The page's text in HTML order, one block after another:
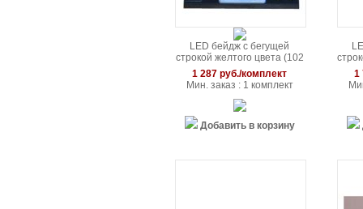
LED бейдж с бегущей
строкой желтого цвета (102
x 33 x 5мм)
1 287 руб./комплект
Мин. заказ : 1 комплект
Добавить в корзину
1